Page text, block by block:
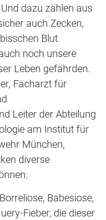
dazu zählen aus
auch Zecken,
Blut
noch unsere
Leben gefährden.
Facharzt für
Leiter der Abteilung
am Institut für
München,
diverse
Babesiose,
Fieber, die dieser